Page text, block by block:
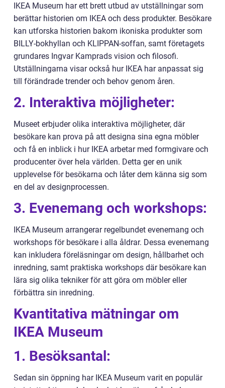
IKEA Museum har ett brett utbud av utställningar som
berättar historien om IKEA och dess produkter. Besökare
kan utforska historien bakom ikoniska produkter som
BILLY-bokhyllan och KLIPPAN-soffan, samt företagets
grundares Ingvar Kamprads vision och filosofi.
Utställningarna visar också hur IKEA har anpassat sig
till förändrade trender och behov genom åren.
2. Interaktiva möjligheter:
Museet erbjuder olika interaktiva möjligheter, där
besökare kan prova på att designa sina egna möbler
och få en inblick i hur IKEA arbetar med formgivare och
producenter över hela världen. Detta ger en unik
upplevelse för besökarna och låter dem känna sig som
en del av designprocessen.
3. Evenemang och workshops:
IKEA Museum arrangerar regelbundet evenemang och
workshops för besökare i alla åldrar. Dessa evenemang
kan inkludera föreläsningar om design, hållbarhet och
inredning, samt praktiska workshops där besökare kan
lära sig olika tekniker för att göra om möbler eller
förbättra sin inredning.
Kvantitativa mätningar om
IKEA Museum
1. Besöksantal:
Sedan sin öppning har IKEA Museum varit en populär